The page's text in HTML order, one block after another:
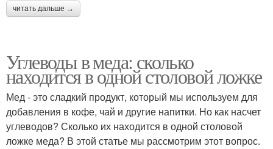
читать дальше →
Углеводы в меда: сколько
находится в одной столовой ложке
Мед - это сладкий продукт, который мы используем для
добавления в кофе, чай и другие напитки. Но как насчет
углеводов? Сколько их находится в одной столовой
ложке меда? В этой статье мы рассмотрим этот вопрос.